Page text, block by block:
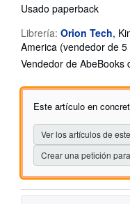
Usado paperback
Librería: Orion Tech,
America (vendedor de
Vendedor de
Este artículo en
Ver los artículos de
Crear una petición